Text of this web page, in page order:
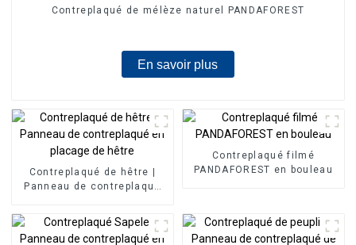
Contreplaqué de mélèze naturel PANDAFOREST
En savoir plus
Contreplaqué de hêtre |
Panneau de contreplaqué
Contreplaqué filmé
PANDAFOREST en bouleau